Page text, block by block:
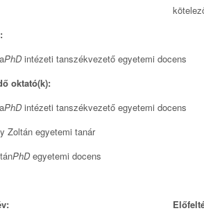
PhDintézeti tanszékvezető egyetemi docens
oktató(k):
PhDintézeti tanszékvezető egyetemi docens
Zoltán egyetemi tanár
PhDegyetemi docens